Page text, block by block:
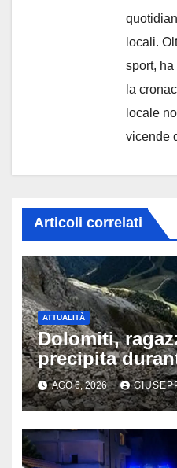
locali.
sport,
la
locale
vicende
Articoli correlati
ATTUALITÀ
Dolomiti,
precipita
Latemar
AGO 6, 2026